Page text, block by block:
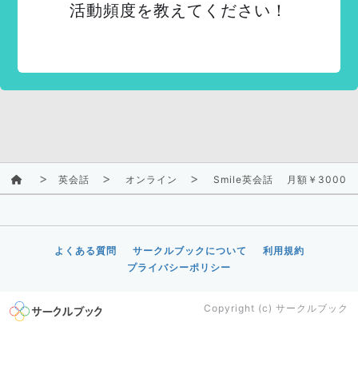
活動頻度を教えてください！
英会話 オンライン Smile英会話 月額￥3000受
よくある質問 サークルブックについて
利用規約
プライバシーポリシー
Copyright (c) サークルブック